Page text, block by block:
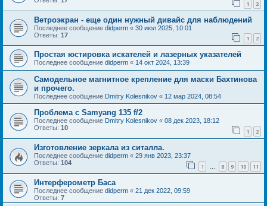
1 2
Ветроэкран - еще один нужный дивайс для наблюдений
Последнее сообщение didperm « 30 июл 2025, 10:01
Ответы: 17 1 2
Простая юстировка искателей и лазерных указателей
Последнее сообщение didperm « 14 окт 2024, 13:39
Самодельное магнитное крепление для маски Бахтинова
и прочего.
Последнее сообщение Dmitry Kolesnikov « 12 мар 2024, 08:54
Проблема с Samyang 135 f/2
Последнее сообщение Dmitry Kolesnikov « 08 дек 2023, 18:12
Ответы: 10 1 2
Изготовление зеркала из ситалла.
Последнее сообщение didperm « 29 янв 2023, 23:37
Ответы: 104 1 … 8 9 10 11
Интерферометр Баса
Последнее сообщение didperm « 21 дек 2022, 09:59
Ответы: 7